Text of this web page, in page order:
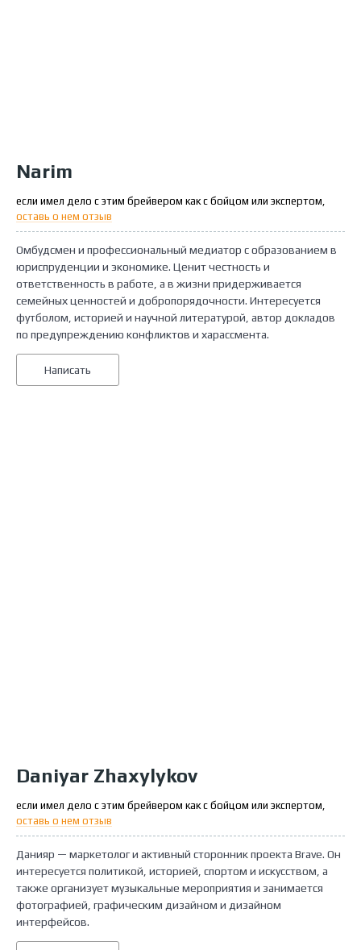
Narim
если имел дело с этим брейвером как с бойцом или экспертом,
оставь о нем отзыв
Омбудсмен и профессиональный медиатор с образованием в
юриспруденции и экономике. Ценит честность и
ответственность в работе, а в жизни придерживается
семейных ценностей и добропорядочности. Интересуется
футболом, историей и научной литературой, автор докладов
по предупреждению конфликтов и харассмента.
Написать
Daniyar Zhaxylykov
если имел дело с этим брейвером как с бойцом или экспертом,
оставь о нем отзыв
Данияр — маркетолог и активный сторонник проекта Brave. Он
интересуется политикой, историей, спортом и искусством, а
также организует музыкальные мероприятия и занимается
фотографией, графическим дизайном и дизайном
интерфейсов.